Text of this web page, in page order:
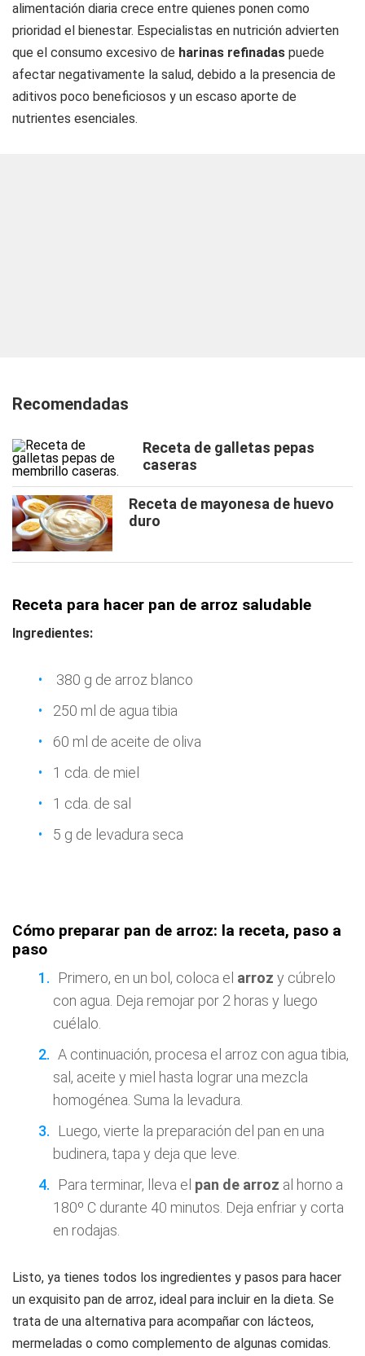
alimentación diaria crece entre quienes ponen como
prioridad el bienestar. Especialistas en nutrición advierten
que el consumo excesivo de harinas refinadas puede
afectar negativamente la salud, debido a la presencia de
aditivos poco beneficiosos y un escaso aporte de
nutrientes esenciales.
Recomendadas
Receta de galletas pepas
caseras
Receta de mayonesa de huevo
duro
Receta para hacer pan de arroz saludable
Ingredientes:
380 g de arroz blanco
250 ml de agua tibia
60 ml de aceite de oliva
1 cda. de miel
1 cda. de sal
5 g de levadura seca
Cómo preparar pan de arroz: la receta, paso a
paso
Primero, en un bol, coloca el arroz y cúbrelo
con agua. Deja remojar por 2 horas y luego
cuélalo.
A continuación, procesa el arroz con agua tibia,
sal, aceite y miel hasta lograr una mezcla
homogénea. Suma la levadura.
Luego, vierte la preparación del pan en una
budinera, tapa y deja que leve.
Para terminar, lleva el pan de arroz al horno a
180º C durante 40 minutos. Deja enfriar y corta
en rodajas.
Listo, ya tienes todos los ingredientes y pasos para hacer
un exquisito pan de arroz, ideal para incluir en la dieta. Se
trata de una alternativa para acompañar con lácteos,
mermeladas o como complemento de algunas comidas.